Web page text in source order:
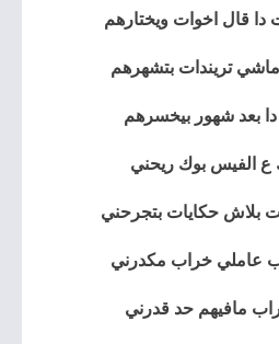
دا قال اخوات ويختارهم
ماشي تريندات بتشهرهم
دا بعد شهور بيخسرهم
ع الفيس بوك ريحني
بلاش حكايات بتجرحني
عاملي خراب مكدرني
مافيهم حد قدرني